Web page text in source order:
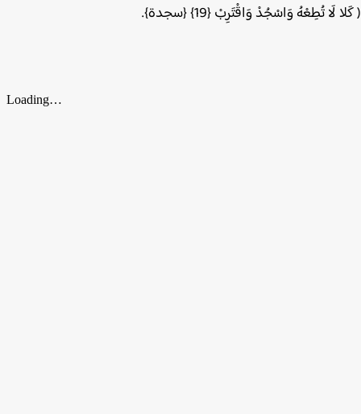
لَا تُطِعْهُ وَاسْجُدْ وَاقْتَرِبْ {19} {سجدة}.